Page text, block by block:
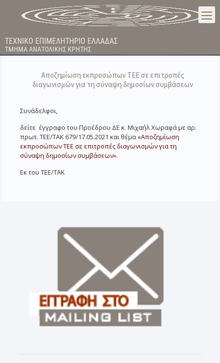
ΤΕΧΝΙΚΟ ΕΠΙΜΕΛΗΤΗΡΙΟ ΕΛΛΑΔΑΣ
ΤΜΗΜΑ ΑΝΑΤΟΛΙΚΗΣ ΚΡΗΤΗΣ
Αποζημίωση εκπροσώπων ΤΕΕ σε επιτροπές
διαγωνισμών για τη σύναψη δημοσίων συμβάσεων
Συνάδελφοι,
δείτε έγγραφο του Προέδρου ΔΕ κ. Μιχαήλ Χωραφά με αρ.
πρωτ. ΤΕΕ/ΤΑΚ 679/17.05.2021 και θέμα «Αποζημίωση
εκπροσώπων ΤΕΕ σε επιτροπές διαγωνισμών για τη
σύναψη δημοσίων συμβάσεων».
Εκ του ΤΕΕ/ΤΑΚ